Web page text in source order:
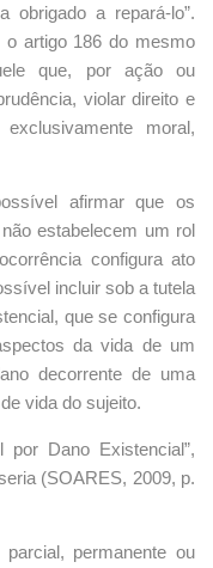
obrigado a repará-lo”.
o artigo 186 do mesmo
que, por ação ou
violar direito e
moral,
afirmar que os
estabelecem um rol
configura ato
incluir sob a tutela
que se configura
da vida de um
decorrente de uma
vida do sujeito.
por Dano Existencial”,
(SOARES, 2009, p.
permanente ou